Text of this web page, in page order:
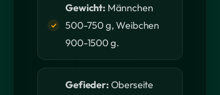
Gewicht: Männchen
500-750 g, Weibchen
900-1500 g.
Gefieder: Oberseite